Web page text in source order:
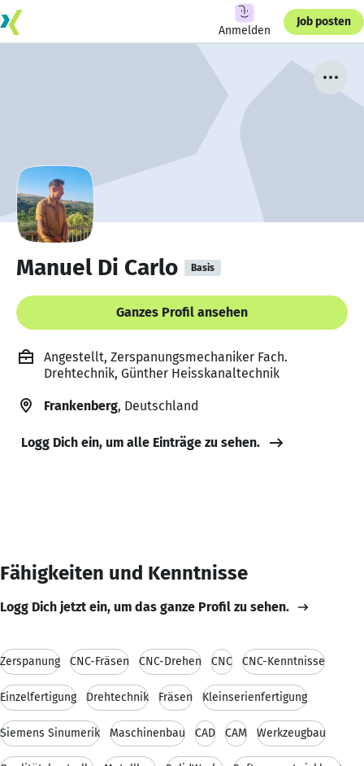
Anmelden
Job posten
Manuel Di Carlo Basis
Ganzes Profil ansehen
Angestellt, Zerspanungsmechaniker Fach.
Drehtechnik, Günther Heisskanaltechnik
Frankenberg, Deutschland
Logg Dich ein, um alle Einträge zu sehen.
Fähigkeiten und Kenntnisse
Logg Dich jetzt ein, um das ganze Profil zu sehen.
Zerspanung CNC-Fräsen CNC-Drehen CNC CNC-Kenntnisse
Einzelfertigung Drehtechnik Fräsen Kleinserienfertigung
Siemens Sinumerik Maschinenbau CAD CAM Werkzeugbau